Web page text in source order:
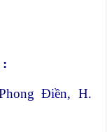
:
Điền, H.